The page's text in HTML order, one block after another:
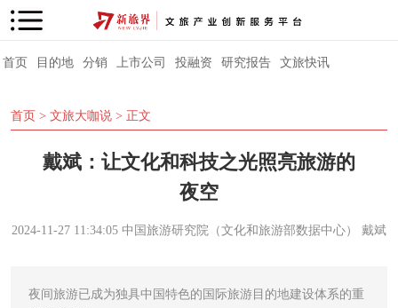
首页 目的地 分销 上市公司 投融资 研究报告 文旅快讯
首页 > 文旅大咖说 > 正文
戴斌：让文化和科技之光照亮旅游的
夜空
2024-11-27 11:34:05 中国旅游研究院（文化和旅游部数据中心） 戴斌
夜间旅游已成为独具中国特色的国际旅游目的地建设体系的重